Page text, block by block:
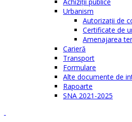
Urbanism
Autorizații de
Certificate de
Amenajarea
Carieră
Transport
Formulare
Alte documente de
Rapoarte
SNA 2021-2025